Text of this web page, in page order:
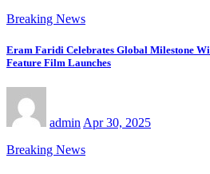
Breaking News
Eram Faridi Celebrates Global Milestone
Feature Film Launches
admin Apr 30, 2025
Breaking News